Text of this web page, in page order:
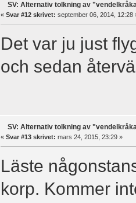
SV: Alternativ tolkning av
« Svar #12 skrivet: september 06, 2014, 12:28
Det var ju just
och sedan
SV: Alternativ tolkning av
« Svar #13 skrivet: mars 24, 2015, 23:29 »
Läste
korp. Kommer